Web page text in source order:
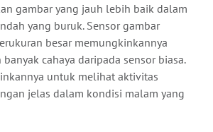
gambar yang jauh lebih baik dalam
yang buruk. Sensor gambar
besar memungkinkannya
cahaya daripada sensor biasa.
untuk melihat aktivitas
jelas dalam kondisi malam yang